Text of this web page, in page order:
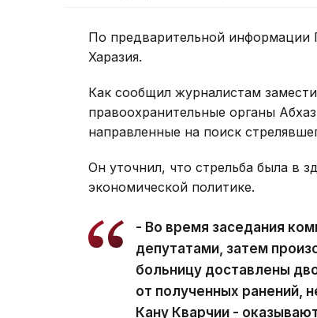
По предварительной информации
Харазия.
Как сообщил журналистам
правоохранительные органы
направленные на поиск
Он уточнил, что стрельба была в
экономической политике.
- Во время заседания
депутатами, затем
больницу доставлены
от полученных ранений,
Кану Кварчии -